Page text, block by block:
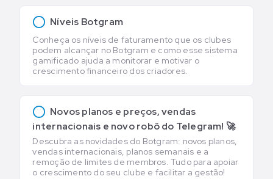
Níveis Botgram
Conheça os níveis de faturamento que os clubes
podem alcançar no Botgram e como esse sistema
gamificado ajuda a monitorar e motivar o
crescimento financeiro dos criadores.
Novos planos e preços, vendas
internacionais e novo robô do Telegram! 🚀
Descubra as novidades do Botgram: novos planos,
vendas internacionais, planos semanais e a
remoção de limites de membros. Tudo para apoiar
o crescimento do seu clube e facilitar a gestão!